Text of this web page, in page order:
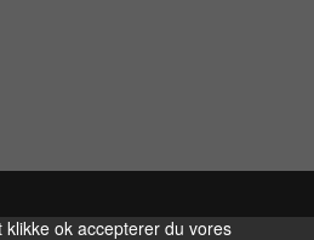
ok accepterer du vores